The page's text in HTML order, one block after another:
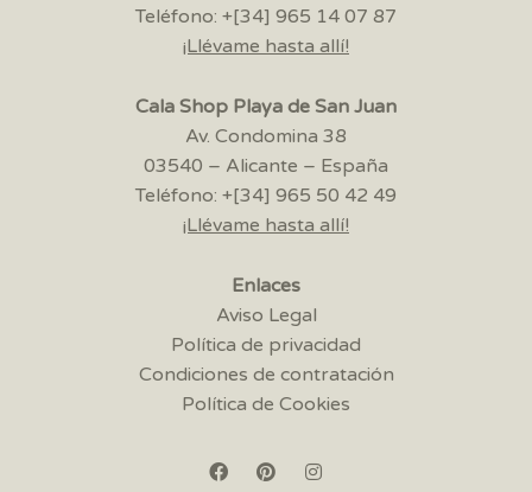
Teléfono: +[34] 965 14 07 87
¡Llévame hasta allí!
Cala Shop Playa de San Juan
Av. Condomina 38
03540 – Alicante – España
Teléfono: +[34] 965 50 42 49
¡Llévame hasta allí!
Enlaces
Aviso Legal
Política de privacidad
Condiciones de contratación
Política de Cookies